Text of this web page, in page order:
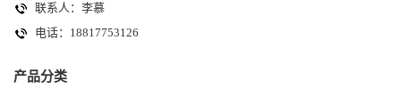
联系人：李慕
电话：18817753126
产品分类